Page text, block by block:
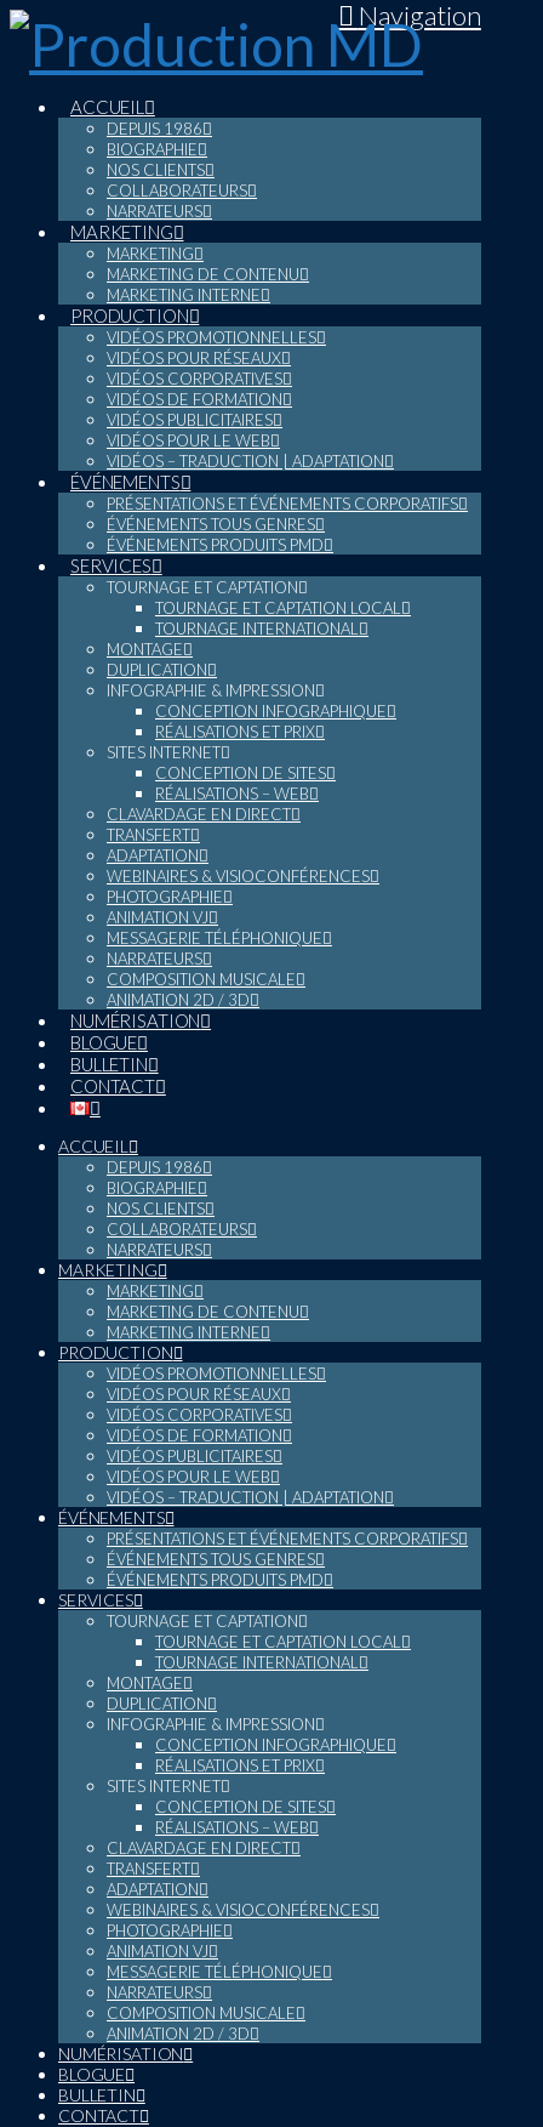
Navigation
ACCUEIL
DEPUIS 1986
BIOGRAPHIE
NOS CLIENTS
COLLABORATEURS
NARRATEURS
MARKETING
MARKETING
MARKETING DE CONTENU
MARKETING INTERNE
PRODUCTION
VIDÉOS PROMOTIONNELLES
VIDÉOS POUR RÉSEAUX
VIDÉOS CORPORATIVES
VIDÉOS DE FORMATION
VIDÉOS PUBLICITAIRES
VIDÉOS POUR LE WEB
VIDÉOS – TRADUCTION | ADAPTATION
ÉVÉNEMENTS
PRÉSENTATIONS ET ÉVÉNEMENTS CORPORATIFS
ÉVÉNEMENTS TOUS GENRES
ÉVÉNEMENTS PRODUITS PMD
SERVICES
TOURNAGE ET CAPTATION
TOURNAGE ET CAPTATION LOCAL
TOURNAGE INTERNATIONAL
MONTAGE
DUPLICATION
INFOGRAPHIE & IMPRESSION
CONCEPTION INFOGRAPHIQUE
RÉALISATIONS ET PRIX
SITES INTERNET
CONCEPTION DE SITES
RÉALISATIONS – WEB
CLAVARDAGE EN DIRECT
TRANSFERT
ADAPTATION
WEBINAIRES & VISIOCONFÉRENCES
PHOTOGRAPHIE
ANIMATION VJ
MESSAGERIE TÉLÉPHONIQUE
NARRATEURS
COMPOSITION MUSICALE
ANIMATION 2D / 3D
NUMÉRISATION
BLOGUE
BULLETIN
CONTACT
ACCUEIL
DEPUIS 1986
BIOGRAPHIE
NOS CLIENTS
COLLABORATEURS
NARRATEURS
MARKETING
MARKETING
MARKETING DE CONTENU
MARKETING INTERNE
PRODUCTION
VIDÉOS PROMOTIONNELLES
VIDÉOS POUR RÉSEAUX
VIDÉOS CORPORATIVES
VIDÉOS DE FORMATION
VIDÉOS PUBLICITAIRES
VIDÉOS POUR LE WEB
VIDÉOS – TRADUCTION | ADAPTATION
ÉVÉNEMENTS
PRÉSENTATIONS ET ÉVÉNEMENTS CORPORATIFS
ÉVÉNEMENTS TOUS GENRES
ÉVÉNEMENTS PRODUITS PMD
SERVICES
TOURNAGE ET CAPTATION
TOURNAGE ET CAPTATION LOCAL
TOURNAGE INTERNATIONAL
MONTAGE
DUPLICATION
INFOGRAPHIE & IMPRESSION
CONCEPTION INFOGRAPHIQUE
RÉALISATIONS ET PRIX
SITES INTERNET
CONCEPTION DE SITES
RÉALISATIONS – WEB
CLAVARDAGE EN DIRECT
TRANSFERT
ADAPTATION
WEBINAIRES & VISIOCONFÉRENCES
PHOTOGRAPHIE
ANIMATION VJ
MESSAGERIE TÉLÉPHONIQUE
NARRATEURS
COMPOSITION MUSICALE
ANIMATION 2D / 3D
NUMÉRISATION
BLOGUE
BULLETIN
CONTACT